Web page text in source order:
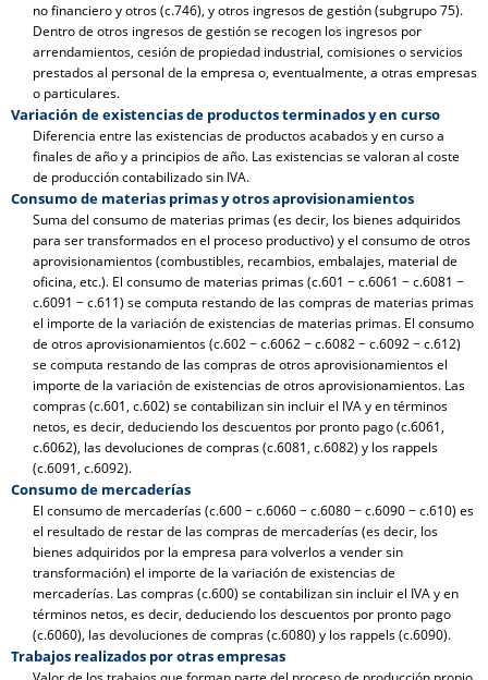
no financiero y otros (c.746), y otros ingresos de gestión (subgrupo 75).
Dentro de otros ingresos de gestión se recogen los ingresos por
arrendamientos, cesión de propiedad industrial, comisiones o servicios
prestados al personal de la empresa o, eventualmente, a otras empresas
o particulares.
Variación de existencias de productos terminados y en curso
Diferencia entre las existencias de productos acabados y en curso a
finales de año y a principios de año. Las existencias se valoran al coste
de producción contabilizado sin IVA.
Consumo de materias primas y otros aprovisionamientos
Suma del consumo de materias primas (es decir, los bienes adquiridos
para ser transformados en el proceso productivo) y el consumo de otros
aprovisionamientos (combustibles, recambios, embalajes, material de
oficina, etc.). El consumo de materias primas (c.601 − c.6061 − c.6081 −
c.6091 − c.611) se computa restando de las compras de materias primas
el importe de la variación de existencias de materias primas. El consumo
de otros aprovisionamientos (c.602 − c.6062 − c.6082 − c.6092 − c.612)
se computa restando de las compras de otros aprovisionamientos el
importe de la variación de existencias de otros aprovisionamientos. Las
compras (c.601, c.602) se contabilizan sin incluir el IVA y en términos
netos, es decir, deduciendo los descuentos por pronto pago (c.6061,
c.6062), las devoluciones de compras (c.6081, c.6082) y los rappels
(c.6091, c.6092).
Consumo de mercaderías
El consumo de mercaderías (c.600 − c.6060 − c.6080 − c.6090 − c.610) es
el resultado de restar de las compras de mercaderías (es decir, los
bienes adquiridos por la empresa para volverlos a vender sin
transformación) el importe de la variación de existencias de
mercaderías. Las compras (c.600) se contabilizan sin incluir el IVA y en
términos netos, es decir, deduciendo los descuentos por pronto pago
(c.6060), las devoluciones de compras (c.6080) y los rappels (c.6090).
Trabajos realizados por otras empresas